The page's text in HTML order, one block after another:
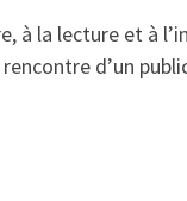
à la lecture et à
d’un